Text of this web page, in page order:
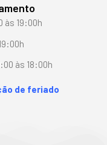
às 19:00h
às 18:00h
de feriado